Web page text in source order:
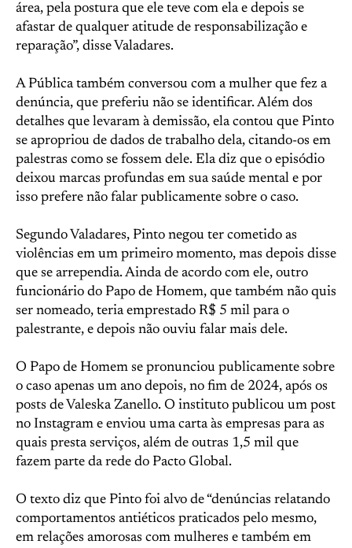
área, pela postura que ele teve com ela e depois se
afastar de qualquer atitude de responsabilização e
reparação”, disse Valadares.
A Pública também conversou com a mulher que fez a
denúncia, que preferiu não se identificar. Além dos
detalhes que levaram à demissão, ela contou que Pinto
se apropriou de dados de trabalho dela, citando-os em
palestras como se fossem dele. Ela diz que o episódio
deixou marcas profundas em sua saúde mental e por
isso prefere não falar publicamente sobre o caso.
Segundo Valadares, Pinto negou ter cometido as
violências em um primeiro momento, mas depois disse
que se arrependia. Ainda de acordo com ele, outro
funcionário do Papo de Homem, que também não quis
ser nomeado, teria emprestado R$ 5 mil para o
palestrante, e depois não ouviu falar mais dele.
O Papo de Homem se pronunciou publicamente sobre
o caso apenas um ano depois, no fim de 2024, após os
posts de Valeska Zanello. O instituto publicou um post
no Instagram e enviou uma carta às empresas para as
quais presta serviços, além de outras 1,5 mil que
fazem parte da rede do Pacto Global.
O texto diz que Pinto foi alvo de “denúncias relatando
comportamentos antiéticos praticados pelo mesmo,
em relações amorosas com mulheres e também em